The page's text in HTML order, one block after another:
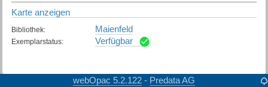
Karte anzeigen
Bibliothek: Maienfeld
Exemplarstatus: Verfügbar
webOpac 5.2.122 - Predata AG